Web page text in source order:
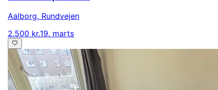
Aalborg, Rundvejen
2.500 kr.19. marts